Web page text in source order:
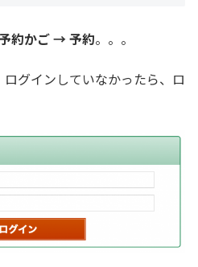
約かご → 予約。。。
グインしていなかったら、ロ